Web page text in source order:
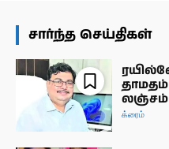
சார்ந்த செய்திகள்
லஞ்சம்
க்ரைம்